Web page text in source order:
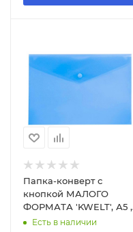
Папка-конверт с
кнопкой МАЛОГО
ФОРМАТА 'KWELT', А5 ,
синяя, 0,18 мм, KP-
Есть в наличии